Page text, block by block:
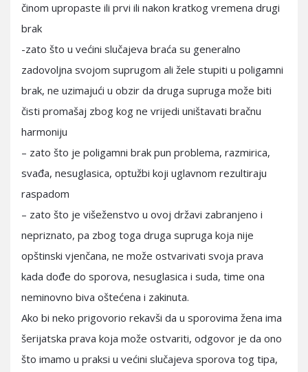
činom upropaste ili prvi ili nakon kratkog vremena drugi
brak
-zato što u većini slučajeva braća su generalno
zadovoljna svojom suprugom ali žele stupiti u poligamni
brak, ne uzimajući u obzir da druga supruga može biti
čisti promašaj zbog kog ne vrijedi uništavati bračnu
harmoniju
– zato što je poligamni brak pun problema, razmirica,
svađa, nesuglasica, optužbi koji uglavnom rezultiraju
raspadom
– zato što je višeženstvo u ovoj državi zabranjeno i
nepriznato, pa zbog toga druga supruga koja nije
opštinski vjenčana, ne može ostvarivati svoja prava
kada dođe do sporova, nesuglasica i suda, time ona
neminovno biva oštećena i zakinuta.
Ako bi neko prigovorio rekavši da u sporovima žena ima
šerijatska prava koja može ostvariti, odgovor je da ono
što imamo u praksi u većini slučajeva sporova tog tipa,